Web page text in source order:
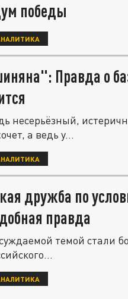
победы
Правда о
несерьёзный,
а ведь у...
дружба по
правда
темой стали